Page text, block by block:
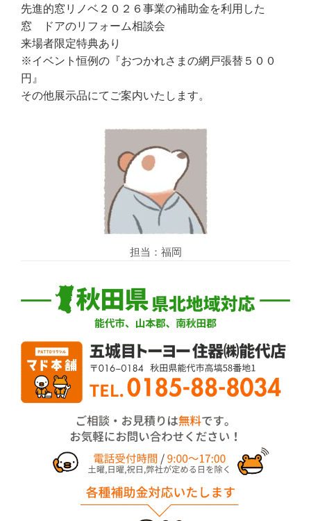
先進的窓リノベ２０２６事業の補助金を利用した
窓 ドアのリフォーム相談会
来場者限定特典あり
※イベント恒例の『おつかれさまの網戸張替５００
円』
その他展示品にてご案内いたします。
担当：福岡